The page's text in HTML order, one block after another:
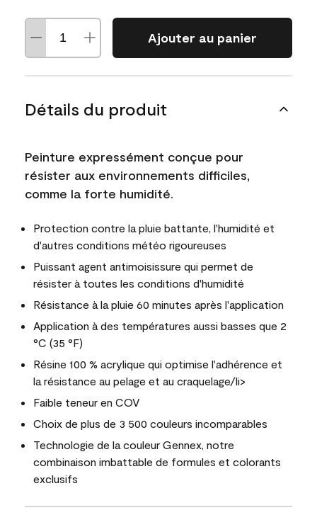
Ajouter au panier
Détails du produit
Peinture expressément conçue pour
résister aux environnements difficiles,
comme la forte humidité.
Protection contre la pluie battante, l'humidité et
d'autres conditions météo rigoureuses
Puissant agent antimoisissure qui permet de
résister à toutes les conditions d'humidité
Résistance à la pluie 60 minutes après l'application
Application à des températures aussi basses que 2
°C (35 °F)
Résine 100 % acrylique qui optimise l'adhérence et
la résistance au pelage et au craquelage/li>
Faible teneur en COV
Choix de plus de 3 500 couleurs incomparables
Technologie de la couleur Gennex, notre
combinaison imbattable de formules et colorants
exclusifs